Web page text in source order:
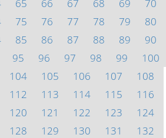
65 66 67 68 69
70
75 76 77 78 79
80
85 86 87 88 89
90
95 96 97 98 99
100
104 105 106 107
108
112 113 114 115
116
120 121 122 123
124
128 129 130 131
132